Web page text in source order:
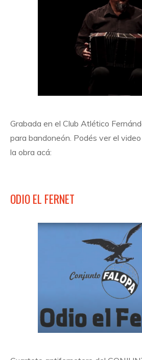
Grabada en el Club Atlético
para bandoneón. Podés ver el
la obra acá:
ODIO EL FERNET